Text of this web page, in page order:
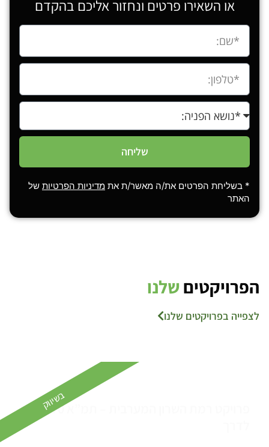
או השאירו פרטים ונחזור אליכם בהקדם
שליחה
* בשליחת הפרטים את/ה מאשר/ת את מדיניות הפרטיות של
האתר
הפרויקטיםשלנו
לצפייה בפרויקטים שלנו
פרויקט רמת השרון המערבית – תמ”א 70 יוצאבשיווק